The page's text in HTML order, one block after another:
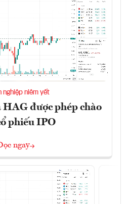
nghiệp niêm yết
HAG được phép chào
phiếu IPO
ngay